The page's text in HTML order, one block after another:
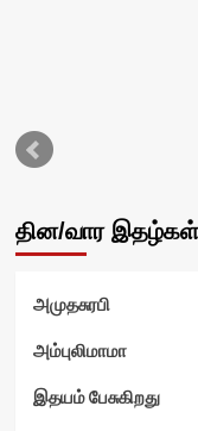
தின/வார இதழ்கள்
அமுதசுரபி
அம்புலிமாமா
இதயம் பேசுகிறது